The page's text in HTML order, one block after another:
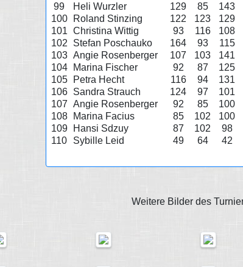
99
Heli Wurzler 129 85 143
100
Roland Stinzing 122 123 129
101 Christina Wittig 93 116 108
102
Stefan Poschauko 164 93 115
103 Angie Rosenberger 107 103 141
104
Marina Fischer 92 87 125
105
Petra Hecht 116 94 131
106
Sandra Strauch 124 97 101
107 Angie Rosenberger 92 85 100
108
Marina Facius 85 102 100
109
Hansi Sdzuy 87 102 98
110
Sybille Leid 49 64 42
Weitere Bilder des